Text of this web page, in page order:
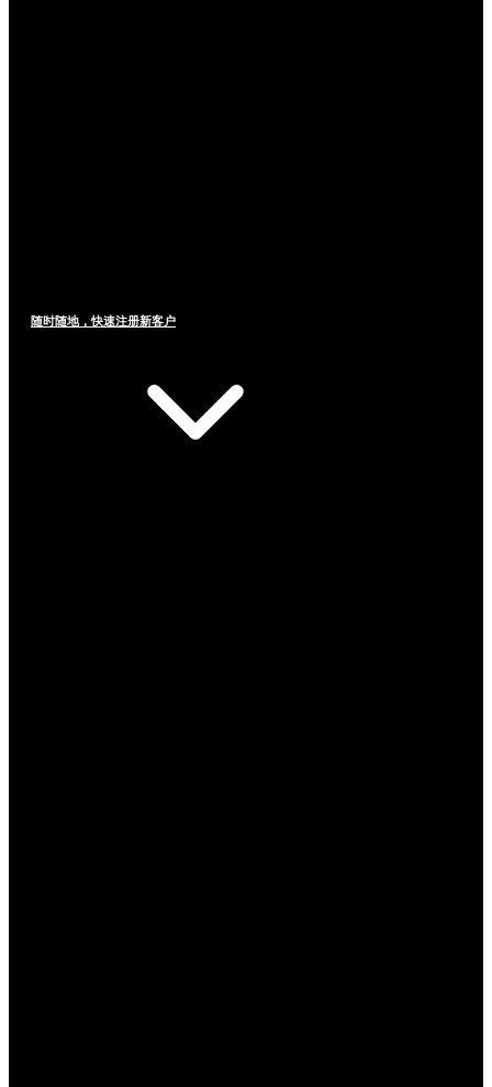
随时随地，快速注册新客户